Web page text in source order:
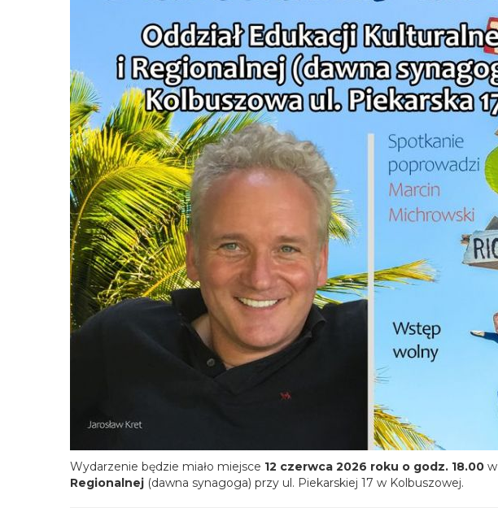
Wydarzenie będzie miało miejsce 12 czerwca 2026 roku o godz. 18.00w
Regionalnej(dawna synagoga) przy ul. Piekarskiej 17 w Kolbuszowej.